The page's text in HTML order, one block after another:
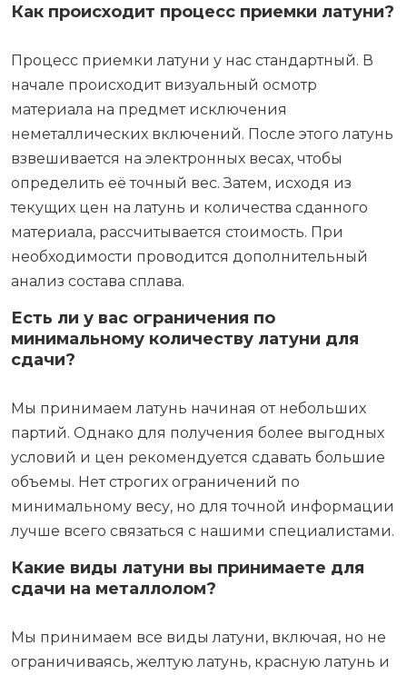
Как происходит процесс приемки латуни?
Процесс приемки латуни у нас стандартный. В
начале происходит визуальный осмотр
материала на предмет исключения
неметаллических включений. После этого латунь
взвешивается на электронных весах, чтобы
определить её точный вес. Затем, исходя из
текущих цен на латунь и количества сданного
материала, рассчитывается стоимость. При
необходимости проводится дополнительный
анализ состава сплава.
Есть ли у вас ограничения по
минимальному количеству латуни для
сдачи?
Мы принимаем латунь начиная от небольших
партий. Однако для получения более выгодных
условий и цен рекомендуется сдавать большие
объемы. Нет строгих ограничений по
минимальному весу, но для точной информации
лучше всего связаться с нашими специалистами.
Какие виды латуни вы принимаете для
сдачи на металлолом?
Мы принимаем все виды латуни, включая, но не
ограничиваясь, желтую латунь, красную латунь и